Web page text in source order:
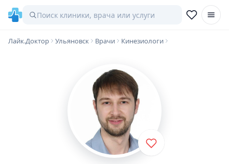
Лайк.Доктор Ульяновск Врачи Кинезиологи